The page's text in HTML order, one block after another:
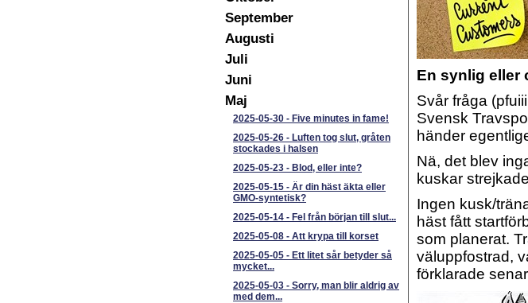
September
Augusti
Juli
Juni
Maj
2025-05-30 - Five minutes in fame!
2025-05-26 - Luften tog slut, gråten
stockades i halsen
2025-05-23 - Blod, eller inte?
2025-05-15 - Är din häst äkta eller
GMO-syntetisk?
2025-05-14 - Fel från början till slut...
2025-05-08 - Att krypa till korset
2025-05-05 - Ett litet sår betyder så
mycket...
2025-05-03 - Sorry, man blir aldrig av
med dem...
En synlig eller
Svår fråga
Svensk
händer
Nä, det blev
kuskar
Ingen kusk/
häst fått
som planerat.
väluppfostrad,
förklarade